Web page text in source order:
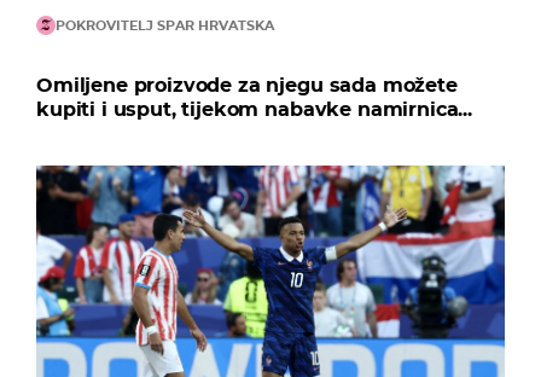
POKROVITELJ SPAR HRVATSKA
Omiljene proizvode za njegu sada možete
kupiti i usput, tijekom nabavke namirnica...